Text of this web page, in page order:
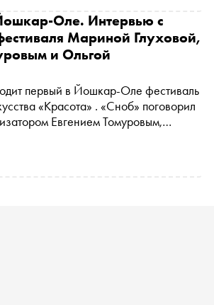
влюбиться во Владивосток
Оле. Интервью с
Мариной Глуховой,
и Ольгой
в Йошкар-Оле фестиваль
«Красота» . «Сноб» поговорил
Евгением Томуровым,
Ольгой Самодумовой